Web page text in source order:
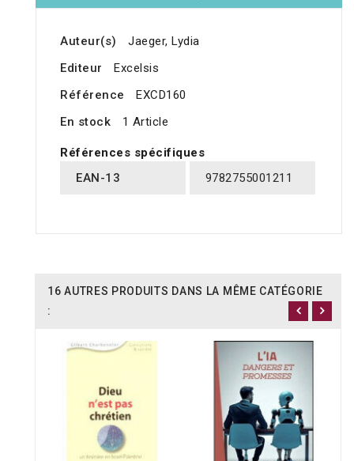
Auteur(s)
Jaeger, Lydia
Editeur
Excelsis
Référence
EXCD160
En stock
1 Article
Références spécifiques
EAN-13
9782755001211
16 AUTRES PRODUITS DANS LA MÊME CATÉGORIE
: